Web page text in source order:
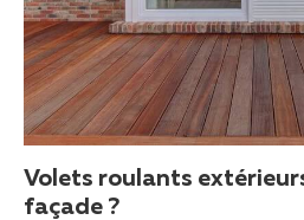
Volets roulants
façade ?